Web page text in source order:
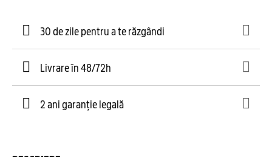
30 de zile pentru a te răzgândi
Livrare în 48/72h
2 ani garanție legală